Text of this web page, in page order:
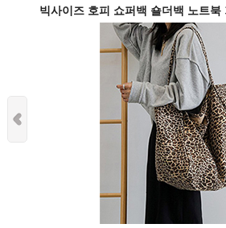
빅사이즈 호피 쇼퍼백 숄더백 노트북